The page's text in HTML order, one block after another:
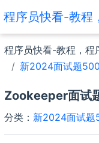
程序员快看-教程
程序员快看-教程，程
新2024面试题
Zookeeper面试
分类： 新2024面试题